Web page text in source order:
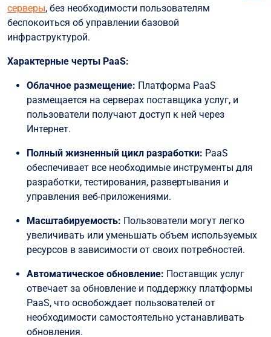
серверы, без необходимости пользователям
беспокоиться об управлении базовой
инфраструктурой.
Характерные черты PaaS:
Облачное размещение: Платформа PaaS
размещается на серверах поставщика услуг, и
пользователи получают доступ к ней через
Интернет.
Полный жизненный цикл разработки: PaaS
обеспечивает все необходимые инструменты для
разработки, тестирования, развертывания и
управления веб-приложениями.
Масштабируемость: Пользователи могут легко
увеличивать или уменьшать объем используемых
ресурсов в зависимости от своих потребностей.
Автоматическое обновление: Поставщик услуг
отвечает за обновление и поддержку платформы
PaaS, что освобождает пользователей от
необходимости самостоятельно устанавливать
обновления.